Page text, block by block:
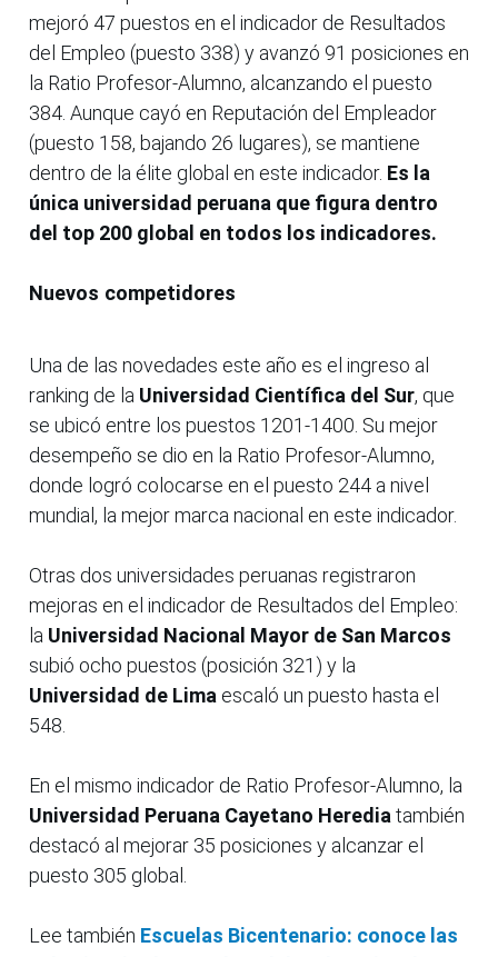
mejoró 47 puestos en el indicador de Resultados
del Empleo (puesto 338) y avanzó 91 posiciones en
la Ratio Profesor-Alumno, alcanzando el puesto
384. Aunque cayó en Reputación del Empleador
(puesto 158, bajando 26 lugares), se mantiene
dentro de la élite global en este indicador. Es la
única universidad peruana que figura dentro
del top 200 global en todos los indicadores.
Nuevos competidores
Una de las novedades este año es el ingreso al
ranking de la Universidad Científica del Sur, que
se ubicó entre los puestos 1201-1400. Su mejor
desempeño se dio en la Ratio Profesor-Alumno,
donde logró colocarse en el puesto 244 a nivel
mundial, la mejor marca nacional en este indicador.
Otras dos universidades peruanas registraron
mejoras en el indicador de Resultados del Empleo:
la Universidad Nacional Mayor de San Marcos
subió ocho puestos (posición 321) y la
Universidad de Lima escaló un puesto hasta el
548.
En el mismo indicador de Ratio Profesor-Alumno, la
Universidad Peruana Cayetano Heredia también
destacó al mejorar 35 posiciones y alcanzar el
puesto 305 global.
Lee también Escuelas Bicentenario: conoce las